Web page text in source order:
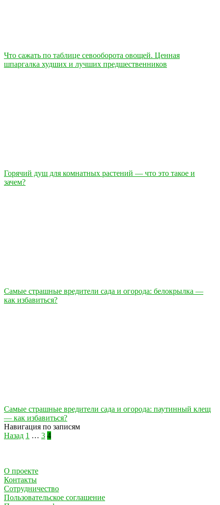
Что сажать по таблице севооборота овощей. Ценная
шпаргалка худших и лучших предшественников
Горячий душ для комнатных растений — что это такое и
зачем?
Самые страшные вредители сада и огорода: белокрылка —
как избавиться?
Самые страшные вредители сада и огорода: паутинный клещ
— как избавиться?
Навигация по записям
Назад 1 … 3 4
О проекте
Контакты
Сотрудничество
Пользовательское соглашение